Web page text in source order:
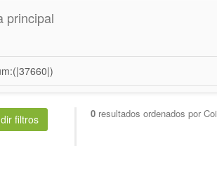
0resultados ordenados por